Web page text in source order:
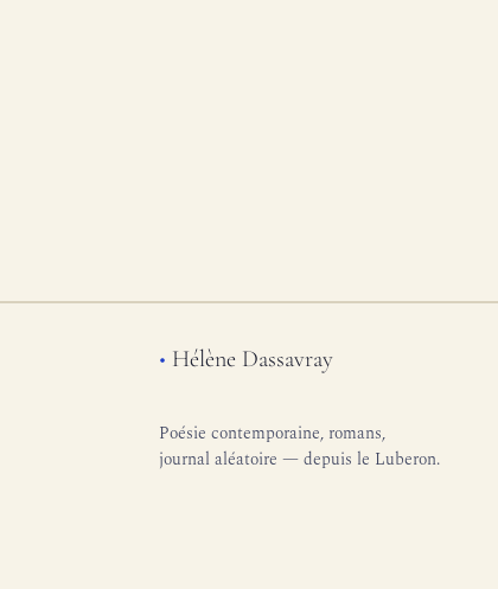
• Hélène Dassavray
Poésie contemporaine, romans,
journal aléatoire — depuis le Luberon.